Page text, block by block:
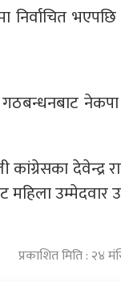
निर्वाचित
कांग्रेसका
उम्मेदवार
प्रकाशित मिति : २४